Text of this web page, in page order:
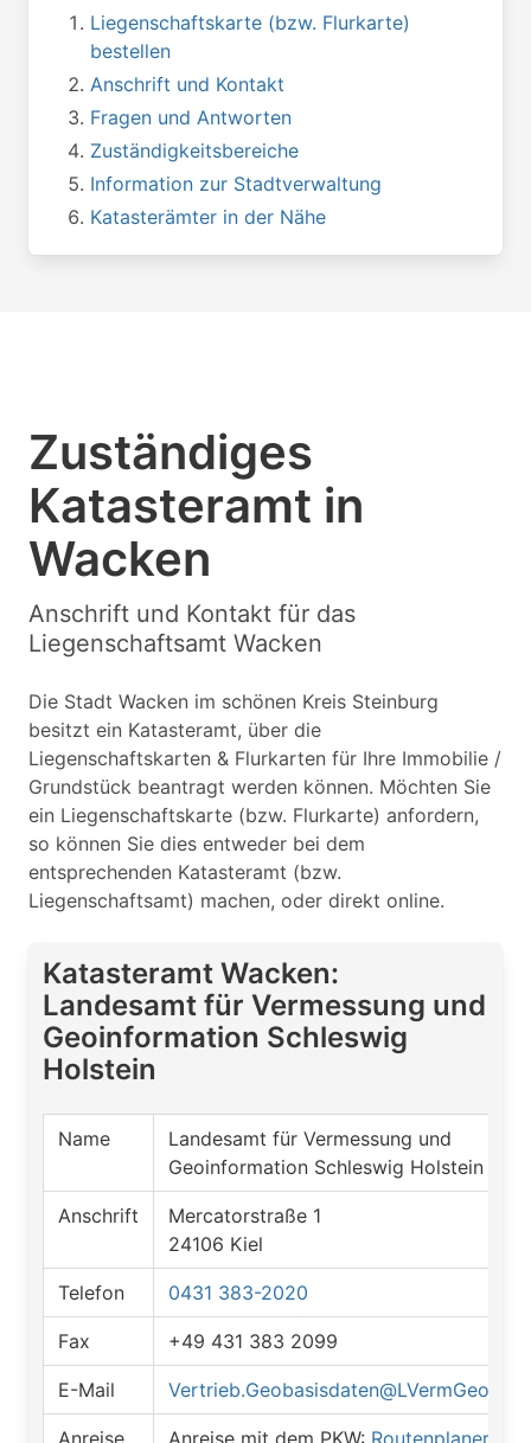
Liegenschaftskarte (bzw. Flurkarte)
bestellen
Anschrift und Kontakt
Fragen und Antworten
Zuständigkeitsbereiche
Information zur Stadtverwaltung
Katasterämter in der Nähe
Zuständiges
Katasteramt in
Wacken
Anschrift und Kontakt für das
Liegenschaftsamt Wacken
Die Stadt Wacken im schönen Kreis Steinburg
besitzt ein Katasteramt, über die
Liegenschaftskarten & Flurkarten für Ihre Immobilie /
Grundstück beantragt werden können. Möchten Sie
ein Liegenschaftskarte (bzw. Flurkarte) anfordern,
so können Sie dies entweder bei dem
entsprechenden Katasteramt (bzw.
Liegenschaftsamt) machen, oder direkt online.
Katasteramt Wacken:
Landesamt für Vermessung und
Geoinformation Schleswig
Holstein
Name
Landesamt für Vermessung und
Geoinformation Schleswig Holstein
Anschrift
Mercatorstraße 1
24106 Kiel
Telefon 0431 383-2020
Fax +49 431 383 2099
E-Mail
Anreise Anreise mit dem PKW: Routenplaner